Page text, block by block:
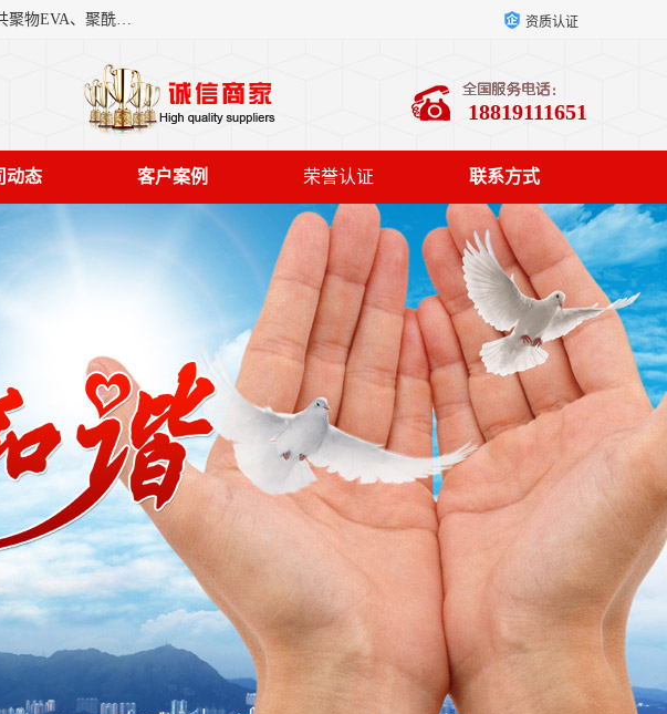
东莞市恒屹国际贸易有限公司（简称：恒屹国际）是一家石化原料综合营销服务商，主营产品乙烯-醋酸乙烯共聚物EVA、聚酰胺PA（尼龙）、醚酯型热塑弹性体TPEE等，公司秉承以市场为导向的战略思想，致力于大宗石化原料在中国市场的营销服务业务，为客户提供一站式的全面服务。 资质认证
18819111651
动态 客户案例 荣誉认证 联系方式